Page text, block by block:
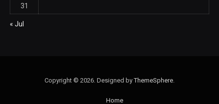
31
« Jul
Copyright © 2026. Designed byThemeSphere.
Home